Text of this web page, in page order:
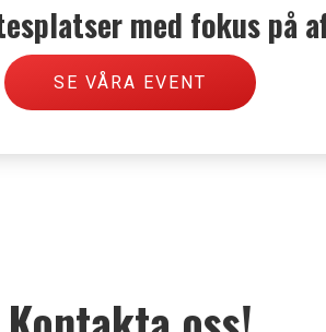
med fokus på
SE VÅRA EVENT